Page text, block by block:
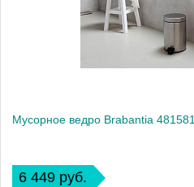
Мусорное ведро Brabantia 481581
6 449 руб.